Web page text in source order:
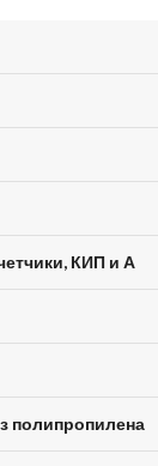
КИП и А
полипропилена